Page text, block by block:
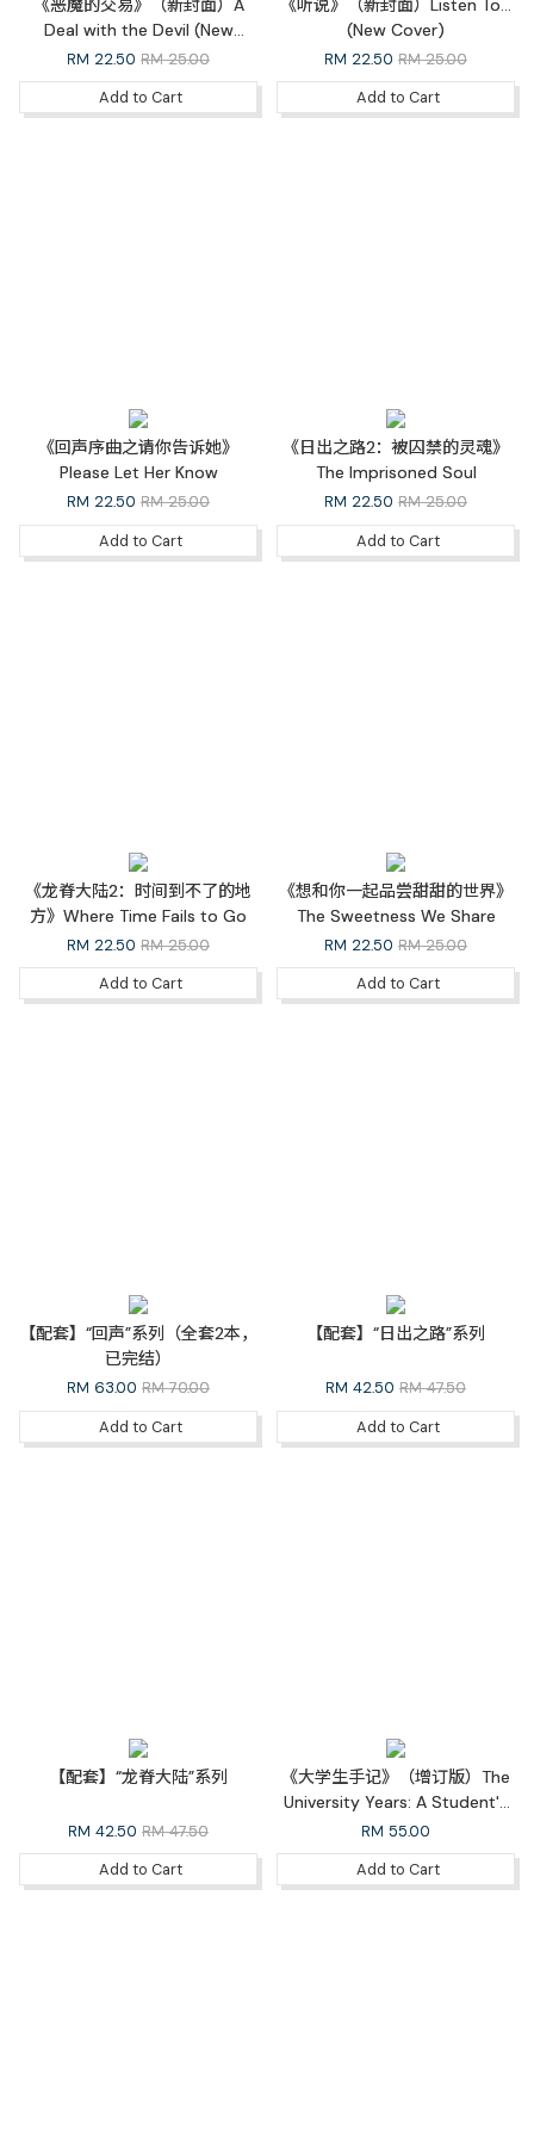
Deal with the Devil (New
Cover)
RM 22.50 RM 25.00
Add to Cart
(New Cover)
RM 22.50 RM 25.00
Add to Cart
《回声序曲之请你告诉她》
Please Let Her Know
RM 22.50 RM 25.00
Add to Cart
《日出之路2：被囚禁的灵魂》
The Imprisoned Soul
RM 22.50 RM 25.00
Add to Cart
《龙脊大陆2：时间到不了的地
方》Where Time Fails to Go
RM 22.50 RM 25.00
Add to Cart
《想和你一起品尝甜甜的世界》
The Sweetness We Share
RM 22.50 RM 25.00
Add to Cart
【配套】“回声”系列（全套2本，
已完结）
RM 63.00 RM 70.00
Add to Cart
【配套】“日出之路”系列
RM 42.50 RM 47.50
Add to Cart
【配套】“龙脊大陆”系列
RM 42.50 RM 47.50
Add to Cart
《大学生手记》（增订版）The
University Years: A Student's
Diaries (Revised Edition)
RM 55.00
Add to Cart